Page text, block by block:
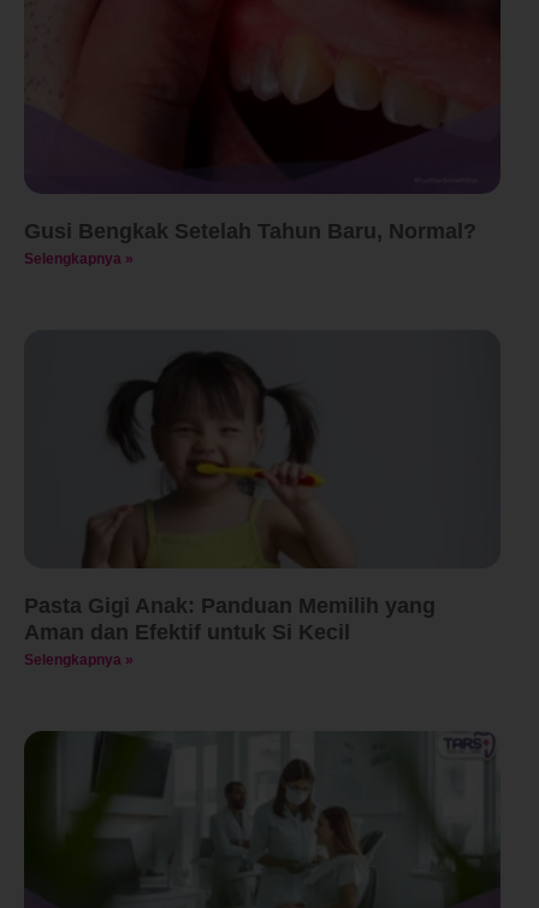
Gusi Bengkak Setelah Tahun Baru, Normal?
Selengkapnya »
Pasta Gigi Anak: Panduan Memilih yang
Aman dan Efektif untuk Si Kecil
Selengkapnya »